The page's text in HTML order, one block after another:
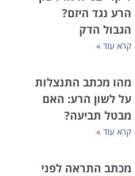
הרע נגד היזם?
הגבול הדק
קרא עוד »
מהו מכתב התנצלות
על לשון הרע: האם
מבטל תביעה?
קרא עוד »
מכתב התראה לפני